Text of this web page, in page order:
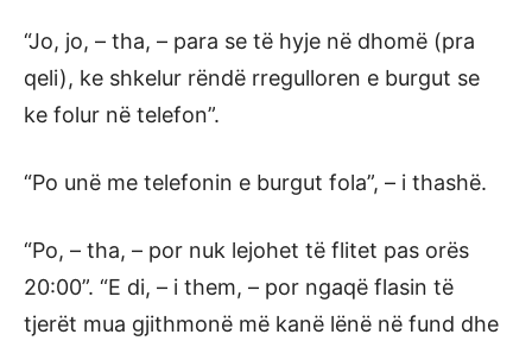
“Jo, jo, – tha, – para se të hyje në dhomë (pra
qeli), ke shkelur rëndë rregulloren e burgut se
ke folur në telefon”.
“Po unë me telefonin e burgut fola”, – i thashë.
“Po, – tha, – por nuk lejohet të flitet pas orës
20:00”. “E di, – i them, – por ngaqë flasin të
tjerët mua gjithmonë më kanë lënë në fund dhe